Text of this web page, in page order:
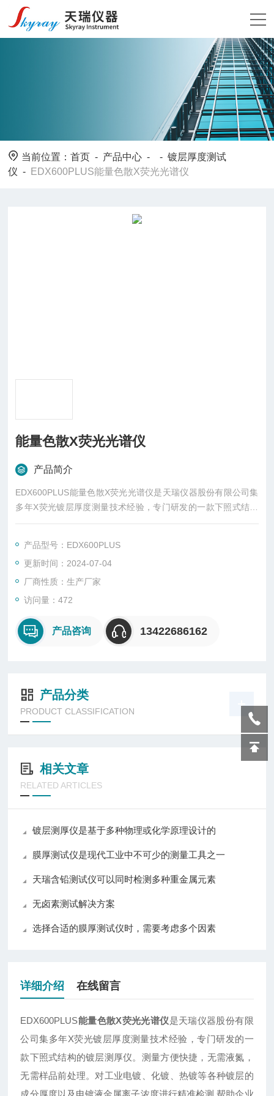
当前位置：首页 - 产品中心 - -镀层厚度测试
仪 - EDX600PLUS能量色散X荧光光谱仪
能量色散X荧光光谱仪
产品简介
EDX600PLUS能量色散X荧光光谱仪是天瑞仪器股份有限公司集
多年X荧光镀层厚度测量技术经验，专门研发的一款下照式结构
的镀层测厚仪。测量方便快捷，无需液氮，无需样品前处理。
产品型号：EDX600PLUS
更新时间：2024-07-04
厂商性质：生产厂家
访问量：472
产品咨询 13422686162
产品分类
PRODUCT CLASSIFICATION
相关文章
RELATED ARTICLES
镀层测厚仪是基于多种物理或化学原理设计的
膜厚测试仪是现代工业中不可少的测量工具之一
天瑞含铅测试仪可以同时检测多种重金属元素
无卤素测试解决方案
选择合适的膜厚测试仪时，需要考虑多个因素
详细介绍 在线留言
EDX600PLUS能量色散X荧光光谱仪是天瑞仪器股份有限
公司集多年X荧光镀层厚度测量技术经验，专门研发的一
款下照式结构的镀层测厚仪。测量方便快捷，无需液氮，
无需样品前处理。对工业电镀、化镀、热镀等各种镀层的